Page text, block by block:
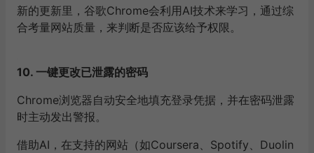
新的更新里，谷歌Chrome会利用AI技术来学习，通过综
合考量网站质量，来判断是否应该给予权限。
10. 一键更改已泄露的密码
Chrome浏览器自动安全地填充登录凭据，并在密码泄露
时主动发出警报。
借助AI，在支持的网站（如Coursera、Spotify、Duolin